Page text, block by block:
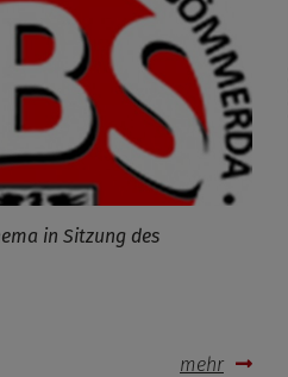
in Sitzung des
mehr